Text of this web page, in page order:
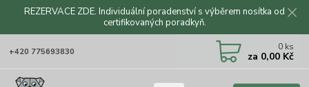
REZERVACE ZDE. Individuální poradenství s výběrem nosítka od
certifikovaných poradkyň.
+420 775693830 0 ks
za 0,00 Kč